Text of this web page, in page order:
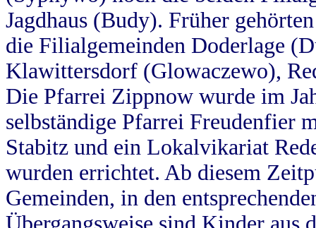
Jagdhaus (Budy). Früher
die Filialgemeinden Doderlage
Klawittersdorf (Glowaczewo),
Die Pfarrei Zippnow wurde im
selbständige Pfarrei Freudenfier
Stabitz und ein Lokalvikariat
wurden errichtet. Ab diesem
Gemeinden, in den